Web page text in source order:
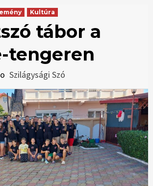
Kultúra
tábor a
tengeren
Szilágysági Szó